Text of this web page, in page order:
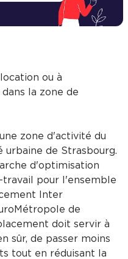
ou à
la zone de
zone d'activité du
de Strasbourg.
d'optimisation
pour l'ensemble
Inter
de
doit servir à
sûr, de passer moins
tout en réduisant la